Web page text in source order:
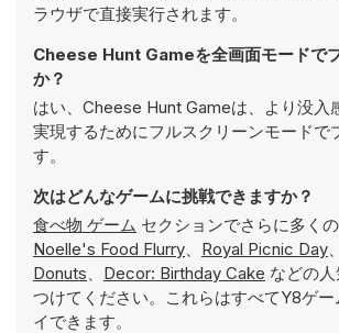
ラウザで直接実行されます。
Cheese Hunt Gameを全画面モードで
か？
はい、Cheese Hunt Gameは、より没入
実現するためにフルスクリーンモードで
す。
次はどんなゲームに挑戦できますか？
食べ物 ゲーム セクションでさらに多くの
Noelle's Food Flurry、 Royal Picnic Day、
Donuts、 Decor: Birthday Cake などの
つけてください。これらはすべてY8ゲー
イできます。